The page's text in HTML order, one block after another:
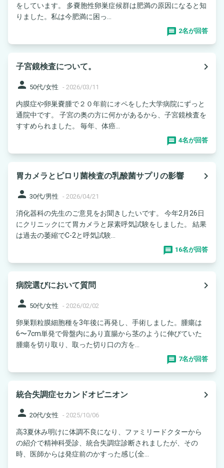
をしています。 多嚢胞性卵巣症候群は肥満の原因になると知
りました。私は今肥満に困っ...
2名が回答
子宮鏡検査について。
navigate_next
person 50代/女性 - 2026/03/11
内膜症や卵巣嚢腫で２０年前にオペをした大学病院にずっと
通院中です。 子宮の奥の方に何かがあるから、子宮鏡検査を
すすめられました。 毎年、体癌...
4名が回答
胃カメラとピロリ菌検査の乳酸菌サプリの影響
navigate_next
person 30代/男性 - 2026/04/21
消化器科の先生のご意見をお聞きしたいです。 今年2月26日
にクリニックにて胃カメラと尿素呼気試験をしました。 結果
は過去の萎縮でC-2と呼気試験...
16名が回答
病院選びにおいて質問
navigate_next
person 50代/女性 - 2026/02/02
卵巣顆粒膜細胞種を3年後に再発し、手術しました。腫瘍は
6〜7cm単発で骨盤内にあり直腸から茎のように伸びていた
腫瘍を切り取り、取った切り口の方を...
7名が回答
統合失調症セカンドオピニオン
navigate_next
person 20代/女性 - 2025/10/06
高3夏休み明けに体調不良になり、ファミリードクターから
の紹介で精神科受診、統合失調症診断されましたが、その
時、医師からは発症前のかすった感じ(全...